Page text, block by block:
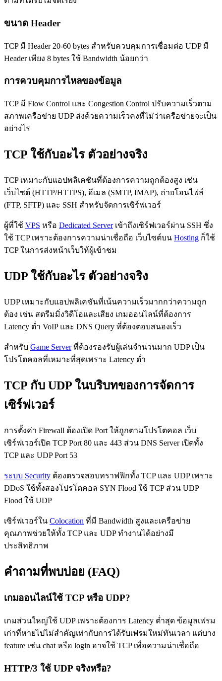
ขนาด Header
TCP มี Header 20-60 bytes สำหรับควบคุมการเชื่อมต่อ UDP มี
Header เพียง 8 bytes ใช้ Bandwidth น้อยกว่า
การควบคุมการไหลของข้อมูล
TCP มี Flow Control และ Congestion Control ปรับความเร็วตาม
สภาพเครือข่าย UDP ส่งด้วยความเร็วคงที่ไม่ว่าเครือข่ายจะเป็น
อย่างไร
TCP ใช้กับอะไร ตัวอย่างจริง
TCP เหมาะกับแอปพลิเคชันที่ต้องการความถูกต้องสูง เช่น
เว็บไซต์ (HTTP/HTTPS), อีเมล (SMTP, IMAP), ถ่ายโอนไฟล์
(FTP, SFTP) และ SSH สำหรับจัดการเซิร์ฟเวอร์
ผู้ที่ใช้ VPS หรือ Dedicated Serverเข้าถึงเซิร์ฟเวอร์ผ่าน SSH ซึ่ง
ใช้ TCP เพราะต้องการความน่าเชื่อถือ เว็บไซต์บน Hosting ก็ใช้
TCP ในการส่งหน้าเว็บให้ผู้เข้าชม
UDP ใช้กับอะไร ตัวอย่างจริง
UDP เหมาะกับแอปพลิเคชันที่เน้นความเร็วมากกว่าความถูก
ต้อง เช่น สตรีมมิ่งวิดีโอและเสียง เกมออนไลน์ที่ต้องการ
Latency ต่ำ VoIP และ DNS Query ที่ต้องตอบสนองเร็ว
สำหรับ Game Serverที่ต้องรองรับผู้เล่นจำนวนมาก UDP เป็น
โปรโตคอลที่เหมาะที่สุดเพราะ Latency ต่ำ
TCP กับ UDP ในบริบทของการจัดการ
เซิร์ฟเวอร์
การตั้งค่า Firewall ต้องเปิด Port ให้ถูกตามโปรโตคอล เว็บ
เซิร์ฟเวอร์เปิด TCP Port 80 และ 443 ส่วน DNS Server เปิดทั้ง
TCP และ UDP Port 53
ระบบ Security ต้องตรวจสอบทราฟฟิกทั้ง TCP และ UDP เพราะ
DDoS ใช้ทั้งสองโปรโตคอล SYN Flood ใช้ TCP ส่วน UDP
Flood ใช้ UDP
เซิร์ฟเวอร์ใน Colocation ที่มี Bandwidth สูงและเครือข่าย
คุณภาพช่วยให้ทั้ง TCP และ UDP ทำงานได้อย่างมี
ประสิทธิภาพ
คำถามที่พบบ่อย (FAQ)
เกมออนไลน์ใช้ TCP หรือ UDP?
เกมส่วนใหญ่ใช้ UDP เพราะต้องการ Latency ต่ำสุด ข้อมูลเฟรม
เก่าที่หายไปไม่สำคัญเท่ากับการได้รับเฟรมใหม่ทันเวลา แต่บาง
feature เช่น chat หรือ login อาจใช้ TCP เพื่อความน่าเชื่อถือ
HTTP/3 ใช้ UDP จริงหรือ?